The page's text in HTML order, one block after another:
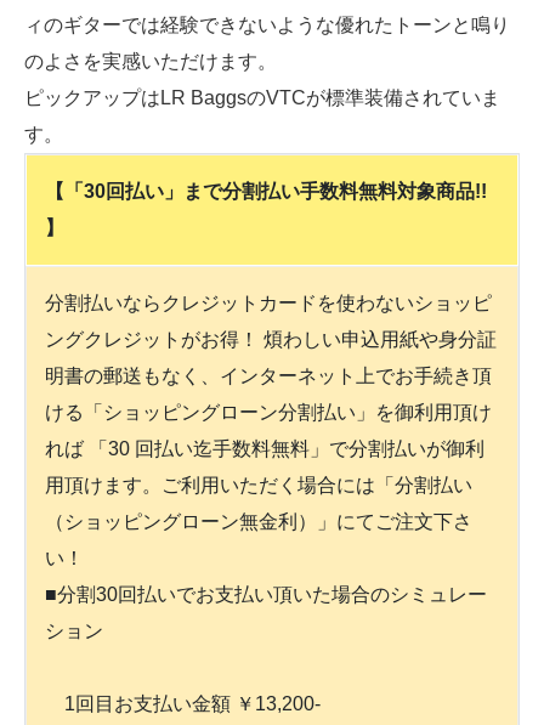
ィのギターでは経験できないような優れたトーンと鳴り
のよさを実感いただけます。
ピックアップはLR BaggsのVTCが標準装備されていま
す。
【「30回払い」まで分割払い手数料無料対象商品!!
】
分割払いならクレジットカードを使わないショッピ
ングクレジットがお得！ 煩わしい申込用紙や身分証
明書の郵送もなく、インターネット上でお手続き頂
ける「ショッピングローン分割払い」を御利用頂け
れば 「30 回払い迄手数料無料」で分割払いが御利
用頂けます。ご利用いただく場合には「分割払い
（ショッピングローン無金利）」にてご注文下さ
い！
■分割30回払いでお支払い頂いた場合のシミュレー
ション
1回目お支払い金額 ￥13,200-